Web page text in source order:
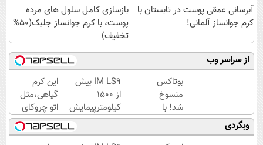
آبرسانی عمقی پوست در تابستان با
کرم جوانساز آلمانی!
بازسازی کامل سلول های مرده
پوست، با کرم جوانساز جلبک(50%
تخفیف)
از سراسر وب
بوتاکس
منسوخ
شد! با
کرم
جوانساز
IM LS9 بیش
از 1500
کیلومترپیمایش
با یکبار شارژ
این کرم
گیاهی،مثل
اتو چروکای
پوستتوصاف
میکنه!50%تخفیف
وبگردی